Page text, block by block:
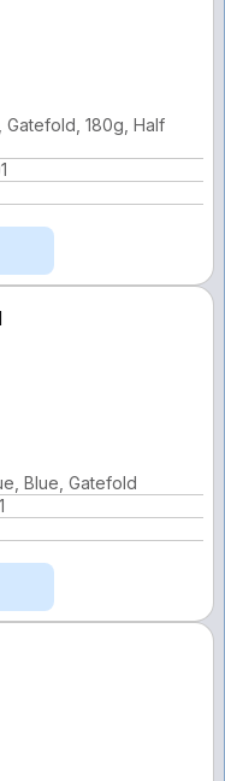
Gatefold, 180g, Half
Blue, Gatefold